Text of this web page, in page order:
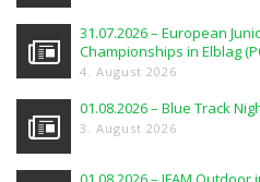
31.07.2026 – European
Championships in Elblag
4. August 2026
01.08.2026 – Blue Track
3. August 2026